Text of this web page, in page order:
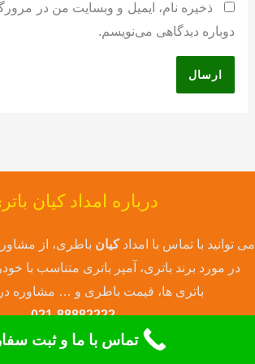
ذخیره نام، ایمیل و وبسایت من در
دوباره دیدگاهی می‌نویسم.
درباره امداد کیان
می توانید با تماس با امدادکیان باطری، از
در مورد برند باتری، آمپر باتری متناسب با
باتری ها، قیمت باطری و … مشاوره
021-88882222
تماس با ما و ثبت